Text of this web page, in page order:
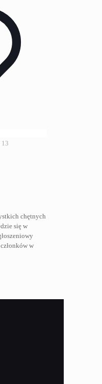
13
chętnych
się w
w